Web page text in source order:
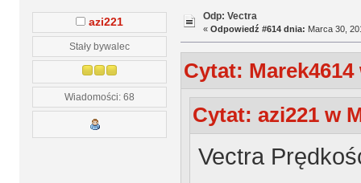
azi221
Stały bywalec
Wiadomości: 68
Odp: Vectra
« Odpowiedź #614 dnia: Marca 30,
Cytat: Marek4614
Cytat: azi221 w
Vectra